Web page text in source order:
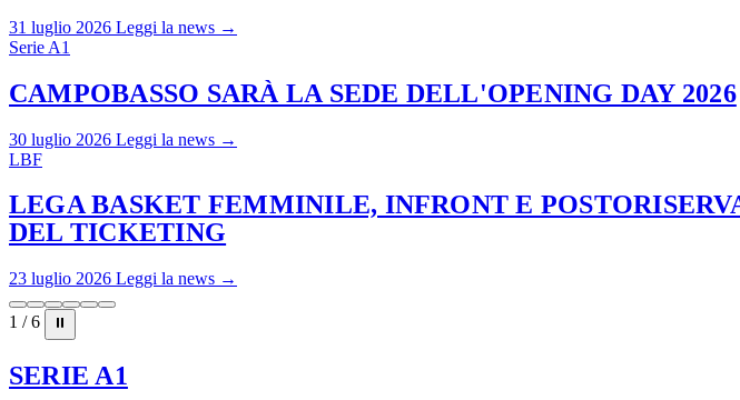
31 luglio 2026 Leggi la news →
Serie A1
CAMPOBASSO SARÀ LA SEDE DELL'OPENING DAY 2026
30 luglio 2026 Leggi la news →
LBF
LEGA BASKET FEMMINILE, INFRONT E
DEL TICKETING
23 luglio 2026 Leggi la news →
1 / 6 ⏸
SERIE A1